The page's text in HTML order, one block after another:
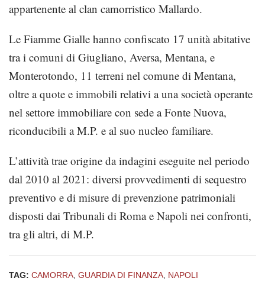
appartenente al clan camorristico Mallardo.
Le Fiamme Gialle hanno confiscato 17 unità abitative
tra i comuni di Giugliano, Aversa, Mentana, e
Monterotondo, 11 terreni nel comune di Mentana,
oltre a quote e immobili relativi a una società operante
nel settore immobiliare con sede a Fonte Nuova,
riconducibili a M.P. e al suo nucleo familiare.
L’attività trae origine da indagini eseguite nel periodo
dal 2010 al 2021: diversi provvedimenti di sequestro
preventivo e di misure di prevenzione patrimoniali
disposti dai Tribunali di Roma e Napoli nei confronti,
tra gli altri, di M.P.
TAG: CAMORRA GUARDIA DI FINANZA NAPOLI